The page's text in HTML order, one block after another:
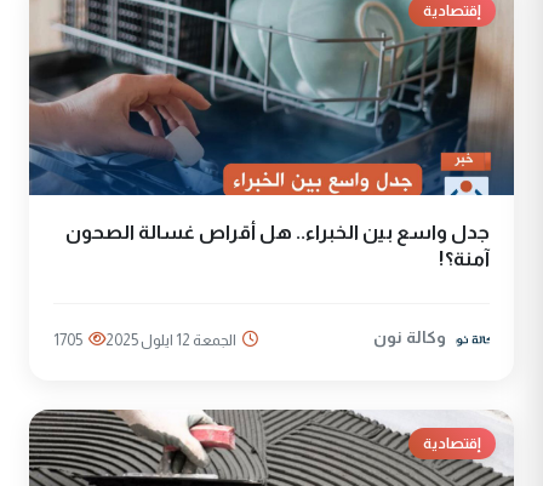
إقتصادية
جدل واسع بين الخبراء.. هل أقراص غسالة الصحون
آمنة؟!
وكالة نون الجمعة 12 ايلول 2025 1705
إقتصادية